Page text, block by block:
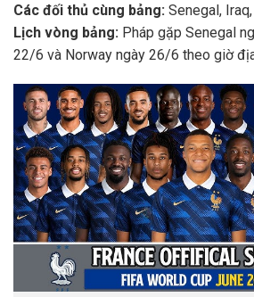
Các đối thủ cùng bảng: Senegal,
Lịch vòng bảng: Pháp gặp Senegal
22/6 và Norway ngày 26/6 theo giờ